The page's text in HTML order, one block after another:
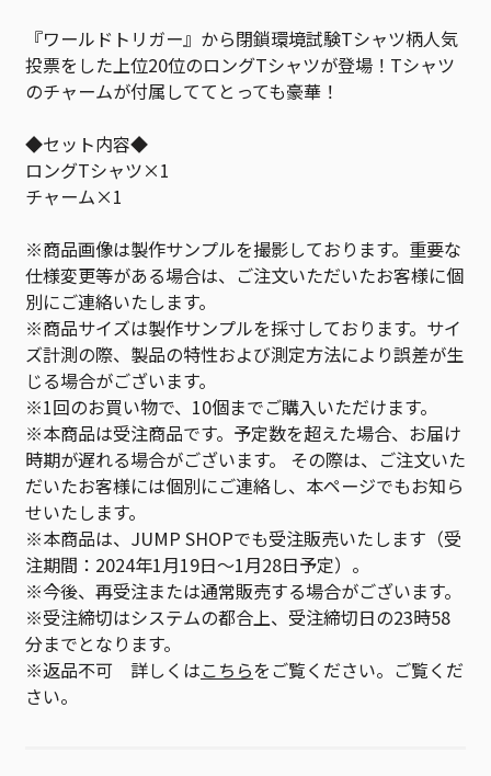
『ワールドトリガー』から閉鎖環境試験Tシャツ柄人気
投票をした上位20位のロングTシャツが登場！Tシャツ
のチャームが付属しててとっても豪華！
◆セット内容◆
ロングTシャツ×1
チャーム×1
※商品画像は製作サンプルを撮影しております。重要な
仕様変更等がある場合は、ご注文いただいたお客様に個
別にご連絡いたします。
※商品サイズは製作サンプルを採寸しております。サイ
ズ計測の際、製品の特性および測定方法により誤差が生
じる場合がございます。
※1回のお買い物で、10個までご購入いただけます。
※本商品は受注商品です。予定数を超えた場合、お届け
時期が遅れる場合がございます。 その際は、ご注文いた
だいたお客様には個別にご連絡し、本ページでもお知ら
せいたします。
※本商品は、JUMP SHOPでも受注販売いたします（受
注期間：2024年1月19日～1月28日予定）。
※今後、再受注または通常販売する場合がございます。
※受注締切はシステムの都合上、受注締切日の23時58
分までとなります。
※返品不可 詳しくはこちらをご覧ください。ご覧くだ
さい。